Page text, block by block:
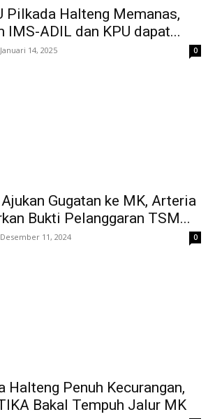
Pilkada Halteng Memanas,
IMS-ADIL dan KPU dapat...
Januari 14, 2025 0
Gugatan ke MK, Arteria
Bukti Pelanggaran TSM...
Desember 11, 2024 0
Halteng Penuh Kecurangan,
Bakal Tempuh Jalur MK